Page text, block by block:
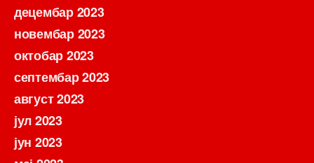
децембар 2023
новембар 2023
октобар 2023
септембар 2023
август 2023
јул 2023
јун 2023